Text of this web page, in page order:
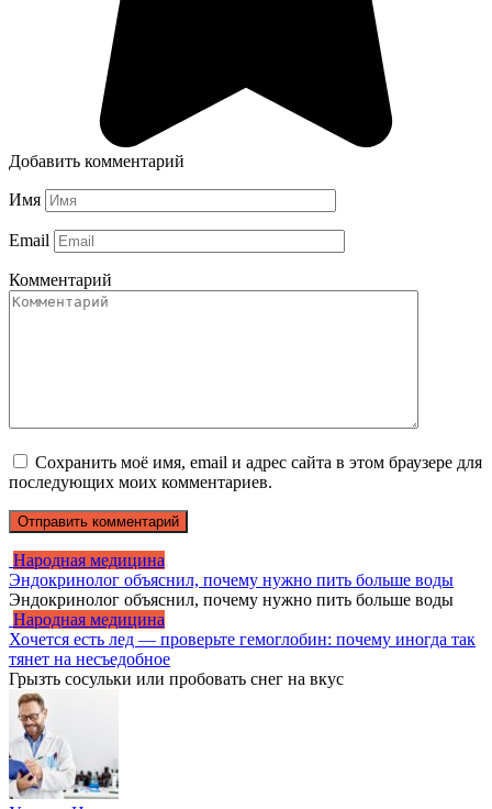
Добавить комментарий
Имя
Email
Комментарий
Сохранить моё имя, email и адрес сайта в этом браузере для
последующих моих комментариев.
Народная медицина
Эндокринолог объяснил, почему нужно пить больше воды
Эндокринолог объяснил, почему нужно пить больше воды
Народная медицина
Хочется есть лед — проверьте гемоглобин: почему иногда так
тянет на несъедобное
Грызть сосульки или пробовать снег на вкус